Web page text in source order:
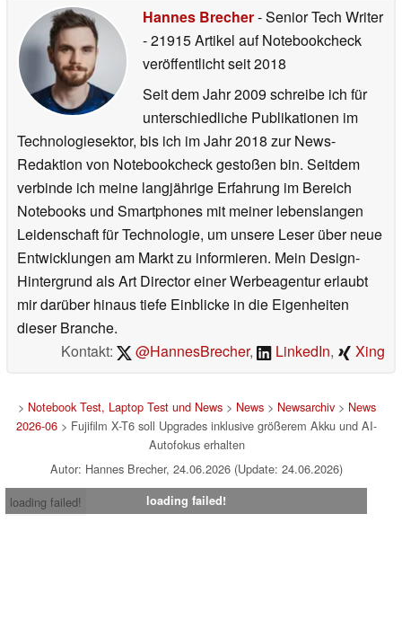
Hannes Brecher- Senior Tech Writer
- 21915 Artikel auf Notebookcheck
veröffentlichtseit 2018
Seit dem Jahr 2009 schreibe ich für
unterschiedliche Publikationen im
Technologiesektor, bis ich im Jahr 2018 zur News-
Redaktion von Notebookcheck gestoßen bin. Seitdem
verbinde ich meine langjährige Erfahrung im Bereich
Notebooks und Smartphones mit meiner lebenslangen
Leidenschaft für Technologie, um unsere Leser über neue
Entwicklungen am Markt zu informieren. Mein Design-
Hintergrund als Art Director einer Werbeagentur erlaubt
mir darüber hinaus tiefe Einblicke in die Eigenheiten
dieser Branche.
Kontakt:
@HannesBrecher, LinkedIn, Xing
> Notebook Test, Laptop Test und News> News> Newsarchiv> News
2026-06 > Fujifilm X-T6 soll Upgrades inklusive größerem Akku und AI-
Autofokus erhalten
Autor: Hannes Brecher, 24.06.2026 (Update: 24.06.2026)
loading failed!
loading failed!